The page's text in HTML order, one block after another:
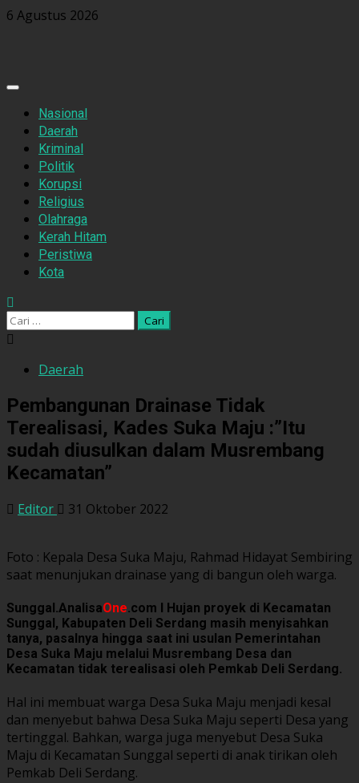
Skip
6 Agustus 2026
Primary
MenuNasional
Daerah
Kriminal
Politik
Korupsi
Religius
Olahraga
Kerah Hitam
Peristiwa
Kota
Cari
untuk:
Daerah
Pembangunan Drainase Tidak
Terealisasi, Kades Suka Maju :”Itu
sudah diusulkan dalam Musrembang
Kecamatan”
Editor 31 Oktober 2022
Foto : Kepala Desa Suka Maju, Rahmad Hidayat Sembiring
saat menunjukan drainase yang di bangun oleh warga.
Sunggal.AnalisaOne.com I Hujan proyek di Kecamatan
Sunggal, Kabupaten Deli Serdang masih menyisahkan
tanya, pasalnya hingga saat ini usulan Pemerintahan
Desa Suka Maju melalui Musrembang Desa dan
Kecamatan tidak terealisasi oleh Pemkab Deli Serdang.
Hal ini membuat warga Desa Suka Maju menjadi kesal
dan menyebut bahwa Desa Suka Maju seperti Desa yang
tertinggal. Bahkan, warga juga menyebut Desa Suka
Maju di Kecamatan Sunggal seperti di anak tirikan oleh
Pemkab Deli Serdang.